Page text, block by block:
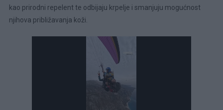
kao prirodni repelent te odbijaju krpelje i smanjuju mogućnost
njihova približavanja koži.